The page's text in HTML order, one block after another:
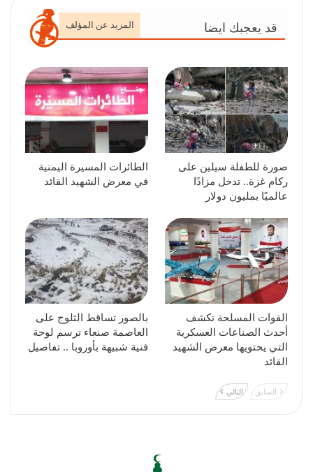
قد يعجبك ايضا المزيد عن المؤلف
صورة للطفلة سيلين على
ركام غزة.. تدخل مزادًا
عالميًا بمليون دولار
الطائرات المسيرة اليمنية
في معرض الشهيد القائد
القوات المسلحة تكشف
أحدث الصناعات العسكرية
التي يحتويها معرض الشهيد
القائد
بالصور تساقط الثلوج على
العاصمة صنعاء ترسم لوحة
فنية شبيهة بأوروبا .. تفاصيل
السابق التالي